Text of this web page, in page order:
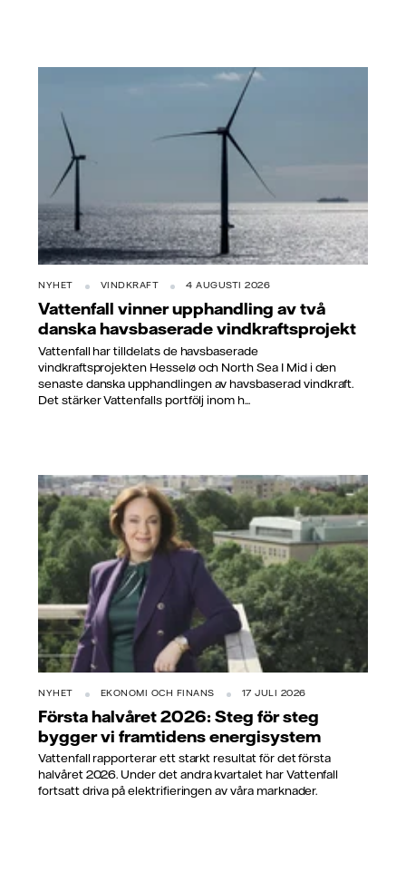
NYHET VINDKRAFT 4 AUGUSTI 2026
Vattenfall vinner upphandling av två
danska havsbaserade vindkraftsprojekt
Vattenfall har tilldelats de havsbaserade
vindkraftsprojekten Hesselø och North Sea I Mid i den
senaste danska upphandlingen av havsbaserad vindkraft.
Det stärker Vattenfalls portfölj inom h...
NYHET EKONOMI OCH FINANS 17 JULI 2026
Första halvåret 2026: Steg för steg
bygger vi framtidens energisystem
Vattenfall rapporterar ett starkt resultat för det första
halvåret 2026. Under det andra kvartalet har Vattenfall
fortsatt driva på elektrifieringen av våra marknader.